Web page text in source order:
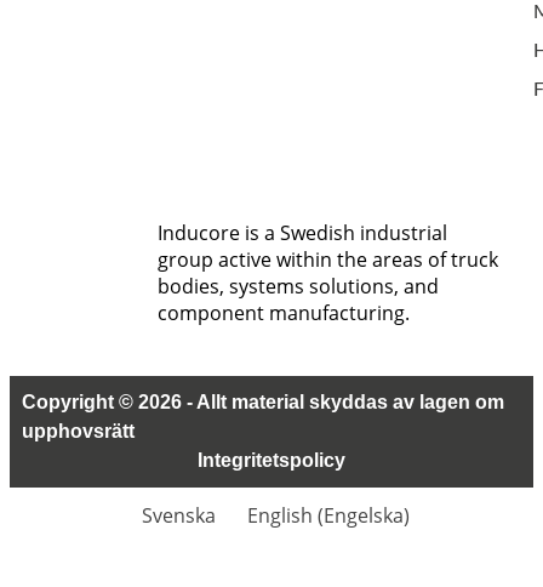
Inducore is a Swedish industrial
group active within the areas of truck
bodies, systems solutions, and
component manufacturing.
Copyright © 2026 - Allt material skyddas av lagen om
upphovsrätt
Integritetspolicy
Svenska English (Engelska)